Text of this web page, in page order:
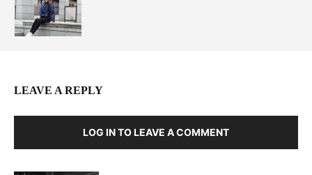
LEAVE A REPLY
LOG IN TO LEAVE A COMMENT